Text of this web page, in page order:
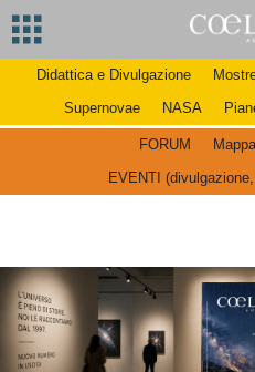
Didattica e Divulgazione
Supernovae
NASA
FORUM
EVENTI